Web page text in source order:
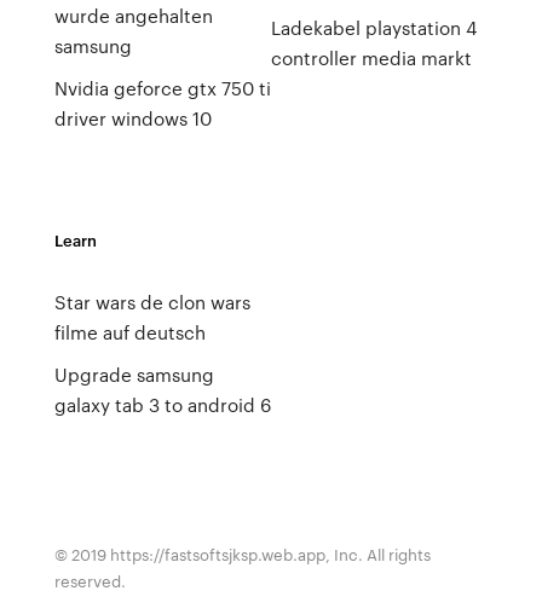
wurde angehalten
samsung
Nvidia geforce gtx 750 ti
driver windows 10
Ladekabel playstation 4
controller media markt
Learn
Star wars de clon wars
filme auf deutsch
Upgrade samsung
galaxy tab 3 to android 6
© 2019 https://fastsoftsjksp.web.app, Inc. All rights
reserved.